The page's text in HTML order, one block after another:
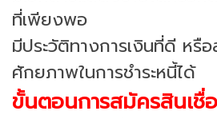
ที่เพียงพอ
มีประวัติทางการเงินที่ดี หรื
ศักยภาพในการชำระหนี้ได้
ขั้นตอนการสมัครสินเชื่